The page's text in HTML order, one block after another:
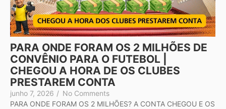
PARA ONDE FORAM OS 2 MILHÕES DE
CONVÊNIO PARA O FUTEBOL |
CHEGOU A HORA DE OS CLUBES
PRESTAREM CONTA
junho 7, 2026 / No Comments
PARA ONDE FORAM OS 2 MILHÕES? A CONTA CHEGOU E OS